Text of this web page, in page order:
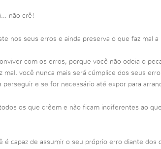
não crê!
nos seus erros e ainda preserva o que faz mal a
com os erros, porque você não odeia o
mal, você nunca mais será cúmplice dos seus
perseguir e se for necessário até expor para
os que crêem e não ficam indiferentes ao
é capaz de assumir o seu próprio erro diante dos